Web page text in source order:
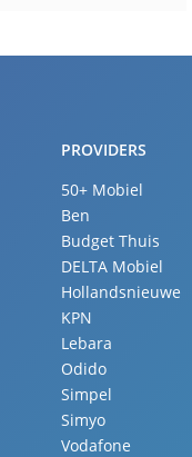
PROVIDERS
50+ Mobiel
Ben
Budget Thuis
DELTA Mobiel
Hollandsnieuwe
KPN
Lebara
Odido
Simpel
Simyo
Vodafone